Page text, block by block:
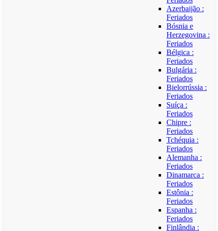
Azerbaijão :
Feriados
Bósnia e
Herzegovina :
Feriados
Bélgica :
Feriados
Bulgária :
Feriados
Bielorrússia :
Feriados
Suíça :
Feriados
Chipre :
Feriados
Tchéquia :
Feriados
Alemanha :
Feriados
Dinamarca :
Feriados
Estônia :
Feriados
Espanha :
Feriados
Finlândia :